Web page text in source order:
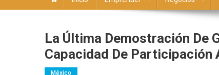
La Última Demostración De
Capacidad De Participación
México